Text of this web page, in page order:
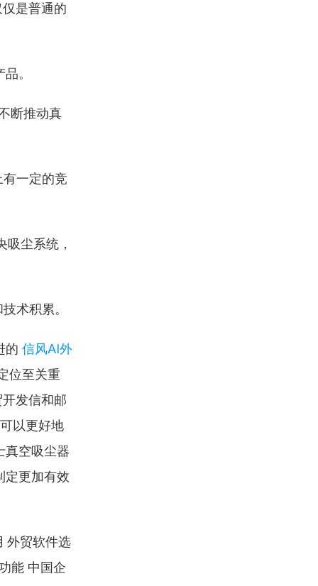
是普通的
。
断推动真
有一定的竞
吸尘系统，
术积累。
的 信风AI外
位至关重
发信和邮
以更好地
真空吸尘器
定更加有效
外贸软件选
能 中国企